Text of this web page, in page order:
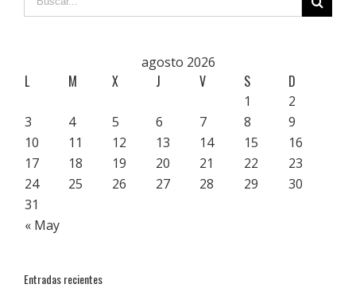
agosto 2026
L M X J V S D
« May
1
2
3
4 5 6 7 8
9
10
11 12 13 14 15
16
17
18 19 20 21 22
23
24
25 26 27 28 29
30
31
Entradas recientes